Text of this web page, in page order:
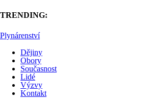
TRENDING:
Plynárenství
Dějiny
Obory
Současnost
Lidé
Výzvy
Kontakt